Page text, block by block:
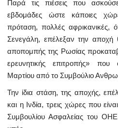
Παρά τις πιέσεις που
εβδομάδες ώστε κάποιες
πρόταση, πολλές
Σενεγάλη, επέλεξαν την
αποπομπής της Ρωσίας
ερευνητικής επιτροπής» που
Μαρτίου από το Συμβούλιο
Την ίδια στάση, της αποχής,
και η Ινδία, τρεις χώρες που
Συμβουλίου Ασφαλείας του